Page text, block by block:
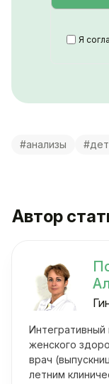
Я
#анализы
Автор
Интегративный
женского
врач
летним